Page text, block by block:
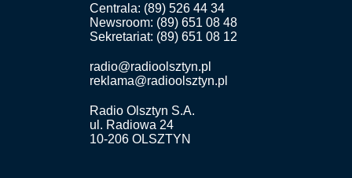
Centrala: (89) 526 44 34
Newsroom: (89) 651 08 48
Sekretariat: (89) 651 08 12
radio@radioolsztyn.pl
reklama@radioolsztyn.pl
Radio Olsztyn S.A.
ul. Radiowa 24
10-206 OLSZTYN